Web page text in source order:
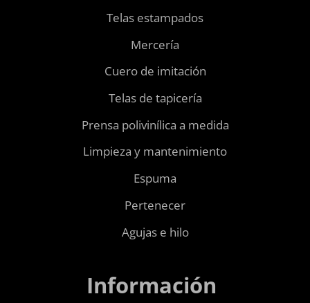
Telas estampados
Mercería
Cuero de imitación
Telas de tapicería
Prensa polivinílica a medida
Limpieza y mantenimiento
Espuma
Pertenecer
Agujas e hilo
Información